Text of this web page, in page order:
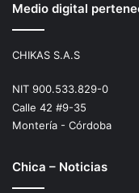
Medio digital
CHIKAS S.A.S
NIT 900.533.829-0
Calle 42 #9-35
Montería - Córdoba
Chica – Noticias